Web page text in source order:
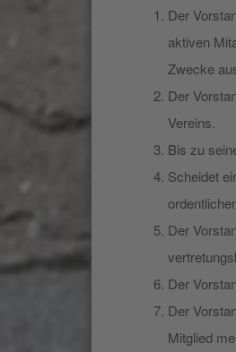
Der
aktiven
Zwecke
Der
Vereins.
Bis zu
Scheidet
Der
Der
Der
Mitglied